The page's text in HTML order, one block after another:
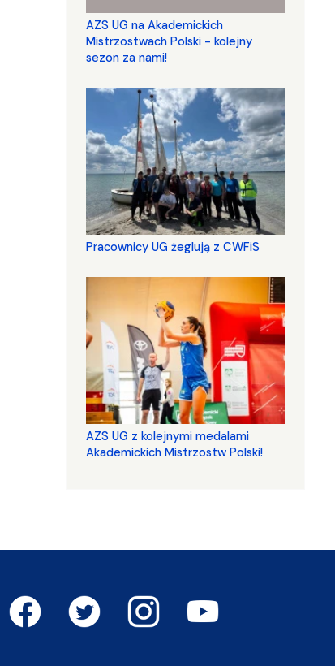
AZS UG na Akademickich
Mistrzostwach Polski - kolejny
sezon za nami!
Pracownicy UG żeglują z CWFiS
AZS UG z kolejnymi medalami
Akademickich Mistrzostw Polski!